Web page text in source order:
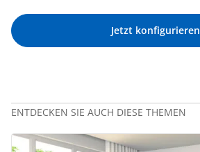
Jetzt konfigurieren
ENTDECKEN SIE AUCH DIESE THEMEN